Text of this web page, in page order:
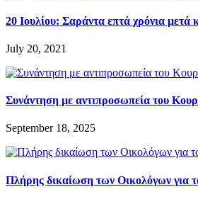
20 Ιουλίου: Σαράντα επτά χρόνια μετά
July 20, 2021
Συνάντηση με αντιπροσωπεία του
September 18, 2025
Πλήρης δικαίωση των Οικολόγων για